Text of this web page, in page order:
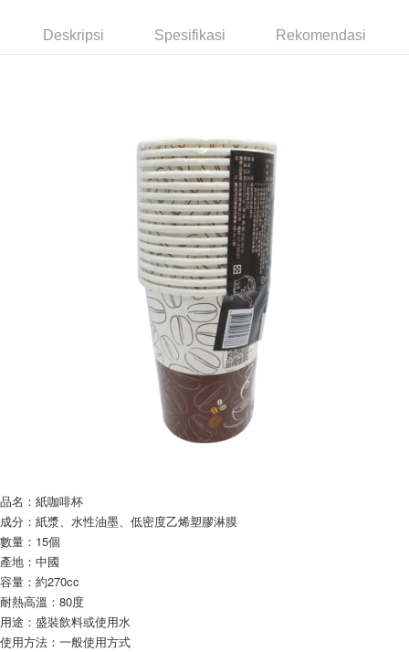
pengesahan AFTEE akan muncul.
2. Anda boleh meneruskan pembayaran selepas pengesahan SMS.
5. Tiada bayaran diperlukan apabila anda menerima produk. Sila buat
pembayaran di empat kedai serbaneka utama, ATM atau perbankan
dalam talian dengan SMS pembayaran atau pemberitahuan tolak aplikasi
Sila ambil perhatian bahawa tempoh pembayaran adalah 14 hari. Walau
bagaimanapun, bagi mereka yang telah memuat turun Aplikasi AFTEE
dan mendaftar sebagai ahli AFTEE boleh menikmati tempoh pembayaran
Tempoh pembayaran dikira dari masa kedai meminta pembayaran anda,
ditambah dengan bilangan hari yang boleh dilanjutkan oleh AFTEE. Anda
boleh melanjutkan tempoh pembayaran anda sebelum anda menerima
pesanan. Walau bagaimanapun, tiada jaminan bahawa anda boleh
menerima pesanan anda semasa tempoh pembayaran (cth.: produk
prapesanan atau produk yang mungkin mengambil masa yang lebih
lama untuk dihantar). Oleh itu, anda dikehendaki membuat pembayaran
kepada AFTEE dalam tempoh sama ada anda menerima pesanan.
keputusan pensijilan dan semakan oleh AFTEE.
2. Amaun perbelanjaan minimum mestilah lebih besar daripada NT$20.
3. Pada masa ini hanya tersedia untuk ahli Taiwan.
Ketiga, Syarat Perkhidmatan
Perkhidmatan AFTEE Beli Sekarang Bayar Kemudian disediakan oleh NP
Taiwan, Inc. dan AFTEE akan membuat bil kepada pengguna. AFTEE
akan menggunakan data peribadi yang dikumpul (termasuk nama
pembeli, no. telefon, nama penerima, no. telefon, alamat penerima) untuk
NT$60/pesanan | Penghantaran percuma untuk pesanan
NT$60/pesanan | Penghantaran percuma untuk pesanan
NT$60/pesanan | Penghantaran percuma untuk pesanan
NT$120/pesanan | Penghantaran percuma untuk pesanan
Deskripsi Spesifikasi Rekomendasi
品名：紙咖啡杯
成分：紙漿、水性油墨、低密度乙烯塑膠淋膜
數量：15個
產地：中國
容量：約270cc
耐熱高溫：80度
用途：盛裝飲料或使用水
使用方法：一般使用方式